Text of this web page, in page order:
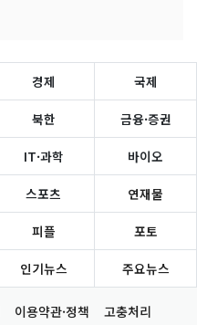
경제 국제
북한 금융·증권
IT·과학 바이오
스포츠 연재물
피플 포토
인기뉴스 주요뉴스
이용약관·정책 고충처리